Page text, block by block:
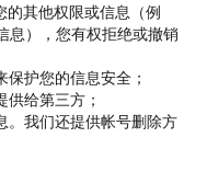
的其他权限或信息（例
息），您有权拒绝或撤销
护您的信息安全；
给第三方；
。我们还提供帐号删除方